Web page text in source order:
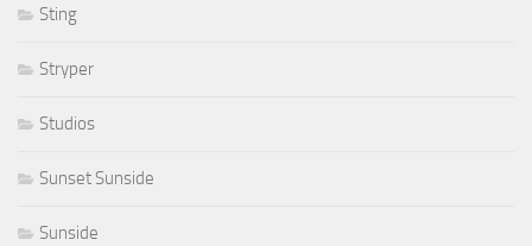
Sting
Stryper
Studios
Sunset Sunside
Sunside